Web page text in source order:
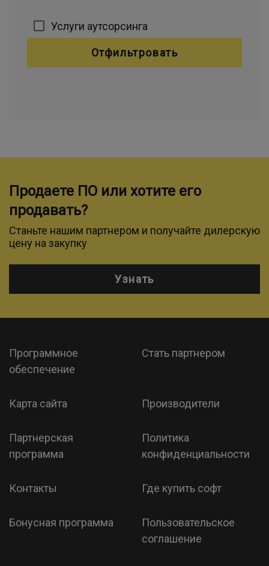
Услуги аутсорсинга
Отфильтровать
Продаете ПО или хотите его
продавать?
Станьте нашим партнером и получайте дилерскую
цену на закупку
Узнать
Программное
обеспечение
Стать партнером
Карта сайта Производители
Партнерская
программа
Политика
конфиденциальности
Контакты Где купить софт
Бонусная программа
Пользовательское
соглашение